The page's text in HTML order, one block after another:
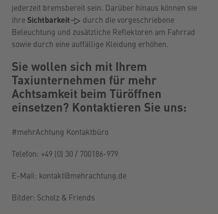
jederzeit bremsbereit sein. Darüber hinaus können sie
ihre Sichtbarkeit
durch die vorgeschriebene
Beleuchtung und zusätzliche Reflektoren am Fahrrad
sowie durch eine auffällige Kleidung erhöhen.
Sie wollen sich mit Ihrem
Taxiunternehmen für mehr
Achtsamkeit beim Türöffnen
einsetzen? Kontaktieren Sie uns:
#mehrAchtung Kontaktbüro
Telefon: +49 (0) 30 / 700186-979
E-Mail: kontakt@mehrachtung.de
Bilder: Scholz & Friends